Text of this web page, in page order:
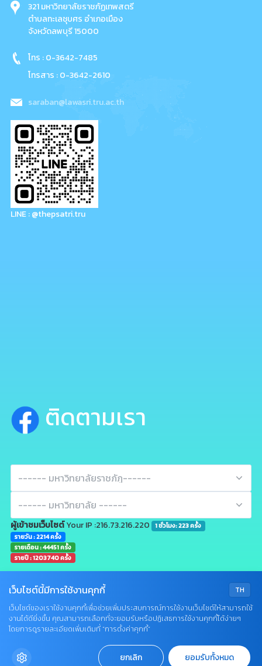
321 มหาวิทยาลัยราชภัฏเทพสตรี
ตำบลทะเลชุบศร อำเภอเมือง
จังหวัดลพบุรี 15000
โทร : 0-3642-7485
โทรสาร : 0-3642-2610
saraban@lawasri.tru.ac.th
LINE : @thepsatri.tru
ติดตามเรา
ผู้เข้าชมเว็บไซต์Your IP :216.73.216.220
1 ชั่วโมง: 223 ครั้ง
รายวัน : 2214 ครั้ง
รายเดือน : 44451 ครั้ง
รายปี : 1203740 ครั้ง
• Sitemap • Terms & Conditions
© All Rights Reserved, Company LTD
TH
เว็บไซต์นี้มีการใช้งานคุกกี้
เว็บไซต์ของเราใช้งานคุกกี้เพื่อช่วยเพิ่มประสบการณ์การใช้งานเว็บไซต์ให้สามารถใช้
งานได้ดียิ่งขึ้น คุณสามารถเลือกที่จะยอมรับหรือปฏิเสธการใช้งานคุกกี้ได้ง่ายๆ
โดยการดูรายละเอียดเพิ่มเติมที่ “การตั้งค่าคุกกี้”
ยกเลิก ยอมรับทั้งหมด